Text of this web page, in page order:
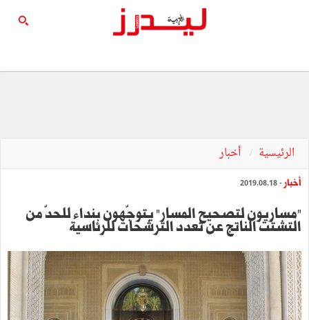
الرئيسية أخبار
أخبار - 2019.08.18
"مساريون لتصحيح المسار" يتوجّهون بنداء للحدّ من
التشتّت الناتج عن تعدد الترشحات للرئاسية